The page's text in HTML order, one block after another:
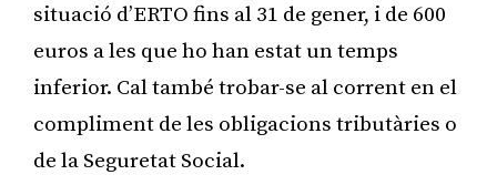
situació d’ERTO fins al 31 de gener, i de 600
euros a les que ho han estat un temps
inferior. Cal també trobar-se al corrent en el
compliment de les obligacions tributàries o
de la Seguretat Social.